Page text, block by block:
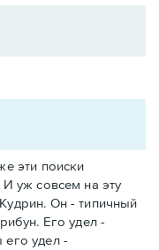
эти поиски
уж совсем на эту
Он - типичный
Его удел -
удел -